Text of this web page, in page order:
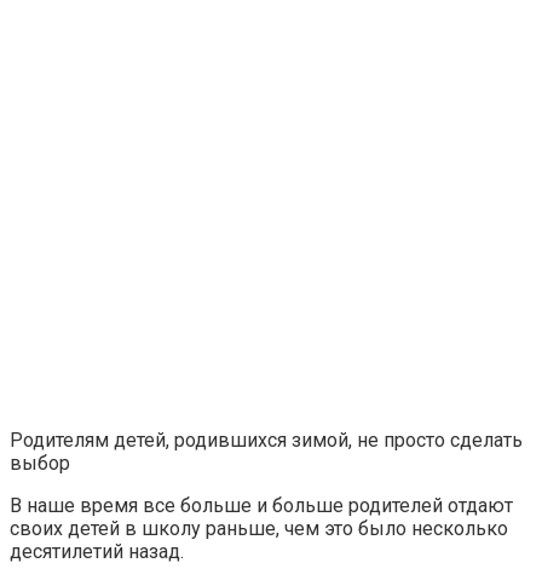
Родителям детей, родившихся зимой, не просто сделать
выбор
В наше время все больше и больше родителей отдают
своих детей в школу раньше, чем это было несколько
десятилетий назад.